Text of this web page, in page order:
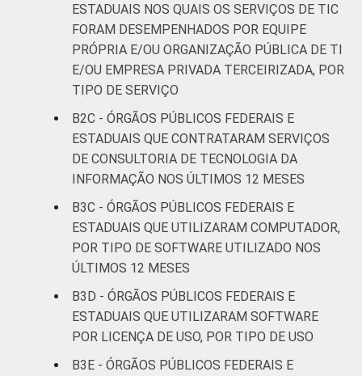
ESTADUAIS NOS QUAIS OS SERVIÇOS DE TIC
FORAM DESEMPENHADOS POR EQUIPE
PRÓPRIA E/OU ORGANIZAÇÃO PÚBLICA DE TI
E/OU EMPRESA PRIVADA TERCEIRIZADA, POR
TIPO DE SERVIÇO
B2C - ÓRGÃOS PÚBLICOS FEDERAIS E
ESTADUAIS QUE CONTRATARAM SERVIÇOS
DE CONSULTORIA DE TECNOLOGIA DA
INFORMAÇÃO NOS ÚLTIMOS 12 MESES
B3C - ÓRGÃOS PÚBLICOS FEDERAIS E
ESTADUAIS QUE UTILIZARAM COMPUTADOR,
POR TIPO DE SOFTWARE UTILIZADO NOS
ÚLTIMOS 12 MESES
B3D - ÓRGÃOS PÚBLICOS FEDERAIS E
ESTADUAIS QUE UTILIZARAM SOFTWARE
POR LICENÇA DE USO, POR TIPO DE USO
B3E - ÓRGÃOS PÚBLICOS FEDERAIS E